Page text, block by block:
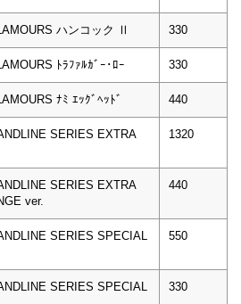
ハンコック Ⅱ 330
ﾄﾗﾌｧﾙｶﾞｰ･ﾛｰ 330
ﾅﾐ ｴｯｸﾞﾍｯﾄﾞ 440
SERIES EXTRA
1320
SERIES EXTRA
ver.
440
SERIES SPECIAL
550
SERIES SPECIAL
330